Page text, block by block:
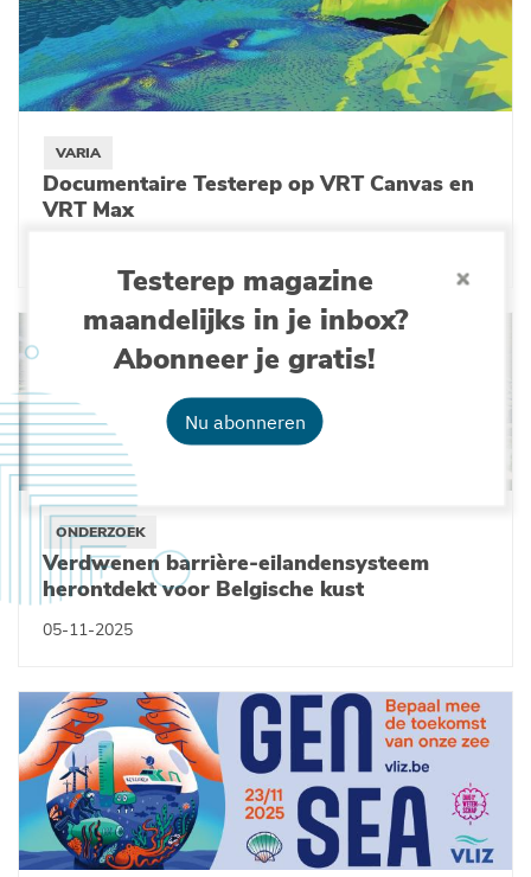
Testerep magazine
maandelijks in je inbox?
Abonneer je gratis!
Nu abonneren
VARIA
Documentaire Testerep op VRT Canvas en
VRT Max
ONDERZOEK
Verdwenen barrière-eilandensysteem
herontdekt voor Belgische kust
05-11-2025